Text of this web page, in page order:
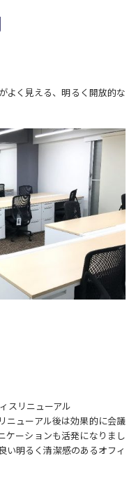
よく見える、明るく開放的な
スリニューアル
ニューアル後は効果的に会議
ケーションも活発になりまし
い明るく清潔感のあるオフィ